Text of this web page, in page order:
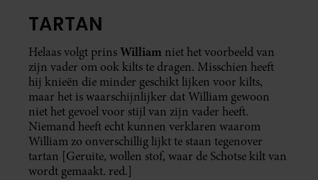
TARTAN
Helaas volgt prinsWilliam niet het voorbeeld van
zijn vader om ook kilts te dragen. Misschien heeft
hij knieën die minder geschikt lijken voor kilts,
maar het is waarschijnlijker dat William gewoon
niet het gevoel voor stijl van zijn vader heeft.
Niemand heeft echt kunnen verklaren waarom
William zo onverschillig lijkt te staan tegenover
tartan [Geruite, wollen stof, waar de Schotse kilt van
wordt gemaakt. red.]